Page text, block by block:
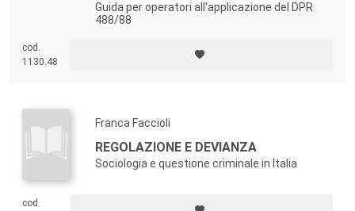
Guida per operatori all'applicazione del DPR
488/88
cod.
1130.48
Franca Faccioli
REGOLAZIONE E DEVIANZA
Sociologia e questione criminale in Italia
cod.